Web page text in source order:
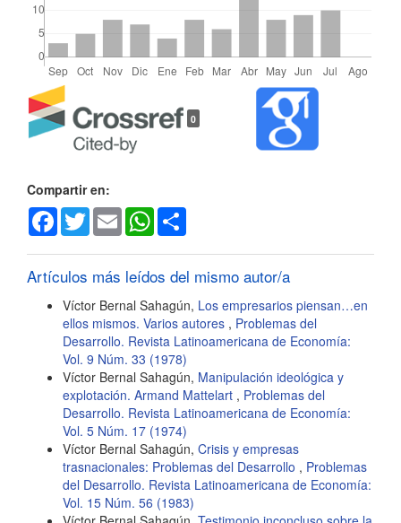
Detalles
del
artículo
0
Compartir en:
Facebook
Twitter Email WhatsApp
Artículos más leídos del mismo autor/a
Víctor Bernal Sahagún, Los empresarios piensan…en
ellos mismos. Varios autores , Problemas del
Desarrollo. Revista Latinoamericana de Economía:
Vol. 9 Núm. 33 (1978)
Víctor Bernal Sahagún, Manipulación ideológica y
explotación. Armand Mattelart , Problemas del
Desarrollo. Revista Latinoamericana de Economía:
Vol. 5 Núm. 17 (1974)
Víctor Bernal Sahagún, Crisis y empresas
trasnacionales: Problemas del Desarrollo , Problemas
del Desarrollo. Revista Latinoamericana de Economía:
Vol. 15 Núm. 56 (1983)